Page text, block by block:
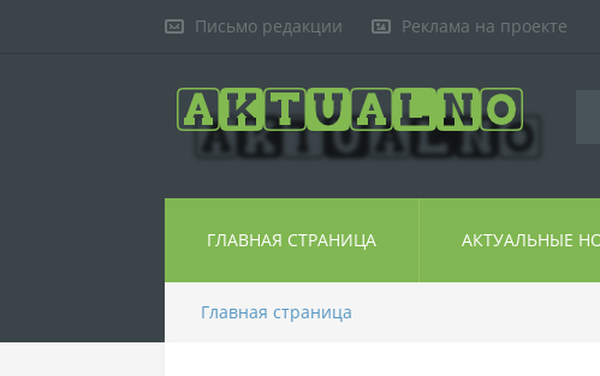
Письмо редакции Реклама на проекте
ГЛАВНАЯ СТРАНИЦА АКТУАЛЬНЫЕ
Главная страница